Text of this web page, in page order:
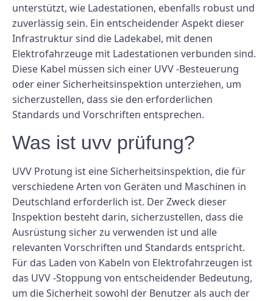
unterstützt, wie Ladestationen, ebenfalls robust und
zuverlässig sein. Ein entscheidender Aspekt dieser
Infrastruktur sind die Ladekabel, mit denen
Elektrofahrzeuge mit Ladestationen verbunden sind.
Diese Kabel müssen sich einer UVV -Besteuerung
oder einer Sicherheitsinspektion unterziehen, um
sicherzustellen, dass sie den erforderlichen
Standards und Vorschriften entsprechen.
Was ist uvv prüfung?
UVV Protung ist eine Sicherheitsinspektion, die für
verschiedene Arten von Geräten und Maschinen in
Deutschland erforderlich ist. Der Zweck dieser
Inspektion besteht darin, sicherzustellen, dass die
Ausrüstung sicher zu verwenden ist und alle
relevanten Vorschriften und Standards entspricht.
Für das Laden von Kabeln von Elektrofahrzeugen ist
das UVV -Stoppung von entscheidender Bedeutung,
um die Sicherheit sowohl der Benutzer als auch der